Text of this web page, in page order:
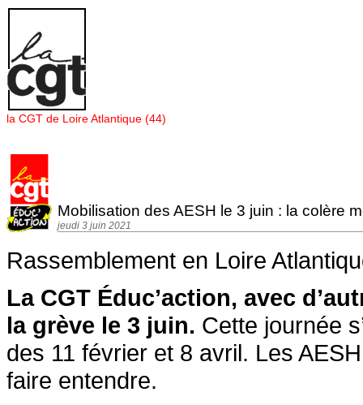
Panneau de gestion des cookies
la CGT de Loire Atlantique (44)
Mobilisation des AESH le 3 juin : la colère
jeudi 3 juin 2021
Rassemblement en Loire
La CGT Éduc’action, avec
la grève le 3 juin. Cette journée
des 11 février et 8 avril. Les
faire entendre.